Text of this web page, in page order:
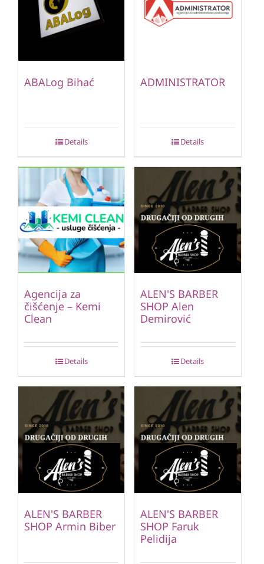
ABALog Bihać
Details
ADMINISTRATOR
Details
Agencija za
čišćenje – Kemi
Clean
Details
ALEN'S BARBER
SHOP Alen
Demirović
Details
ALEN'S BARBER
SHOP Armin Biber
ALEN'S BARBER
SHOP Faruk
Pelidija